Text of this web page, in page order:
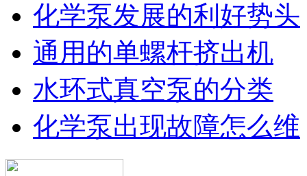
化学泵发展的利好势头
通用的单螺杆挤出机
水环式真空泵的分类
化学泵出现故障怎么维